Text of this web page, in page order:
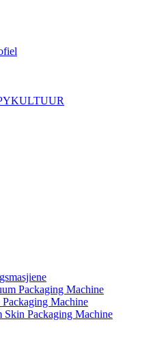
Packaging Machine
Machine
Skin Packaging Machine